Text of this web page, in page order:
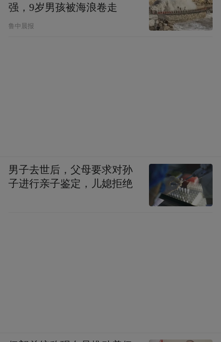
强，9岁男孩被海浪卷走
鲁中晨报
男子去世后，父母要求对孙
子进行亲子鉴定，儿媳拒绝